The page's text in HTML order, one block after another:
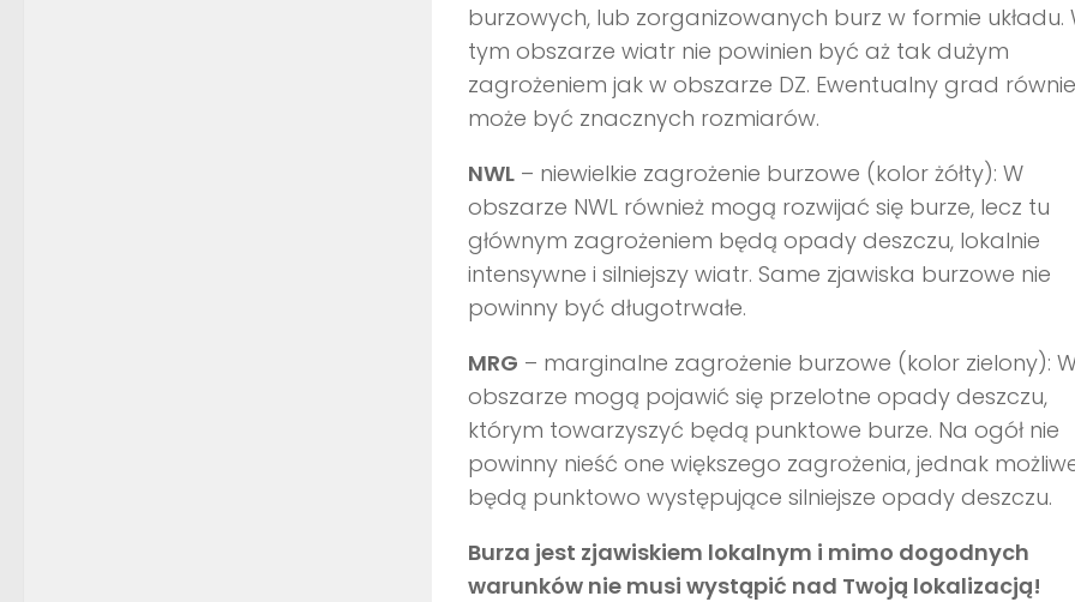
burzowych, lub zorganizowanych burz w formie układu.
tym obszarze wiatr nie powinien być aż tak dużym
zagrożeniem jak w obszarze DZ. Ewentualny grad
może być znacznych rozmiarów.
NWL – niewielkie zagrożenie burzowe (kolor żółty): W
obszarze NWL również mogą rozwijać się burze, lecz tu
głównym zagrożeniem będą opady deszczu, lokalnie
intensywne i silniejszy wiatr. Same zjawiska burzowe nie
powinny być długotrwałe.
MRG – marginalne zagrożenie burzowe (kolor zielony):
obszarze mogą pojawić się przelotne opady deszczu,
którym towarzyszyć będą punktowe burze. Na ogół nie
powinny nieść one większego zagrożenia, jednak
będą punktowo występujące silniejsze opady deszczu.
Burza jest zjawiskiem lokalnym i mimo dogodnych
warunków nie musi wystąpić nad Twoją lokalizacją!